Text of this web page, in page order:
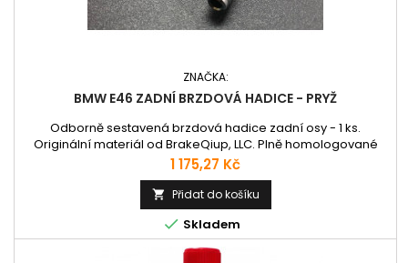
ZNAČKA:
BMW E46 ZADNÍ BRZDOVÁ HADICE - PRYŽ
Odborně sestavená brzdová hadice zadní osy - 1 ks.
Originální materiál od BrakeQiup, LLC. Plně homologované
pro evropské silnice.
Cena
1 175,27 Kč
 Přidat do košíku
 Skladem